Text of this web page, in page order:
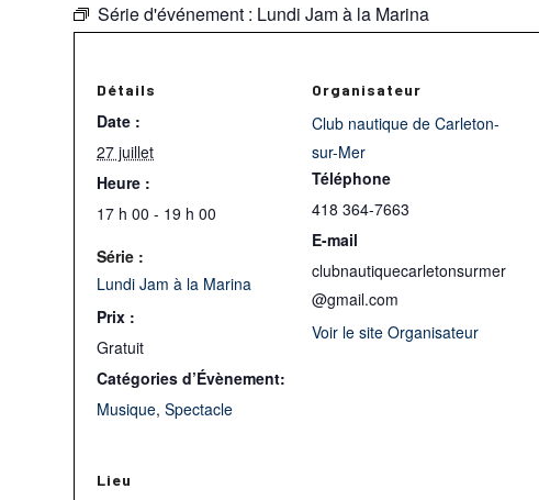
Série d'événement : Lundi Jam à la Marina
Détails
Date :
27 juillet
Heure :
17 h 00 - 19 h 00
Série :
Lundi Jam à la Marina
Prix :
Gratuit
Catégories d’Évènement:
Musique, Spectacle
Organisateur
Club nautique de Carleton-
sur-Mer
Téléphone
418 364-7663
E-mail
clubnautiquecarletonsurmer
@gmail.com
Voir le site Organisateur
Lieu